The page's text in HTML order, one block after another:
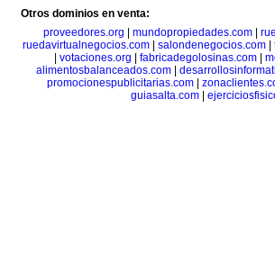
Otros dominios en venta:
proveedores.org
mundopropiedades.com|
ruedavirtualnegocios.com| salondenegocios.com|
votaciones.org fabricadegolosinas.com
alimentosbalanceados.com
promocionespublicitarias.com|
guiasalta.com|